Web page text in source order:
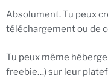
Absolument. Tu peux
téléchargement ou de
Tu peux même
freebie…) sur leur